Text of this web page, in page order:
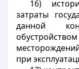
16)
затраты
данной
при